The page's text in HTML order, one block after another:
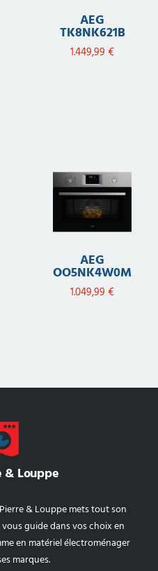
AEG
TK8NK621B
1.449,99 €
AEG
OO5NK4W0M
1.049,99 €
& Louppe
Pierre & Louppe mets tout son
guide dans vos choix en
en matériel électroménager
marques.